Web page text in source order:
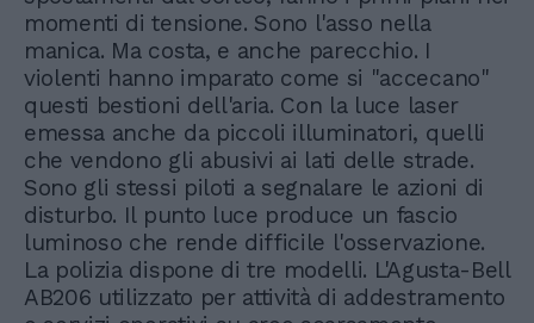
momenti di tensione. Sono l'asso nella
manica. Ma costa, e anche parecchio. I
violenti hanno imparato come si "accecano"
questi bestioni dell'aria. Con la luce laser
emessa anche da piccoli illuminatori, quelli
che vendono gli abusivi ai lati delle strade.
Sono gli stessi piloti a segnalare le azioni di
disturbo. Il punto luce produce un fascio
luminoso che rende difficile l'osservazione.
La polizia dispone di tre modelli. L'Agusta-Bell
AB206 utilizzato per attività di addestramento